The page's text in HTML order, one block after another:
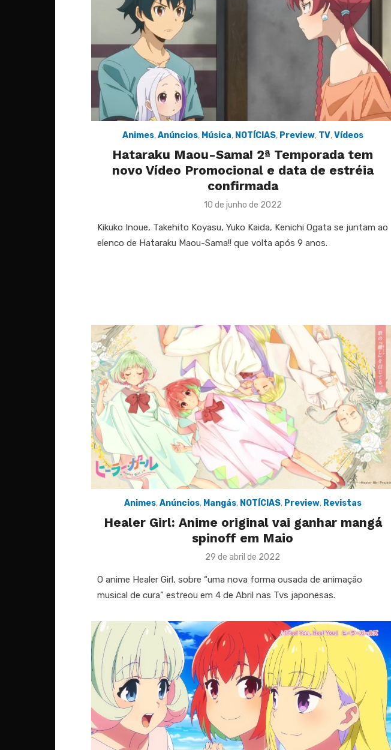
Animes,Anúncios, Música, NOTÍCIAS, Preview, TV,Vídeos
Hataraku Maou-Sama! 2ª Temporada tem
novo Vídeo Promocional e data de estréia
confirmada
Posted
10 de junho de 2022
Kikuko Inoue, Takehito Koyasu, Yuko Kaida, Kenichi Ogata se juntam ao
elenco de Hataraku Maou-Sama!! que volta após 9 anos.
Animes,Anúncios, Mangás, NOTÍCIAS, Preview, Revistas
Healer Girl: Anime original vai ganhar mangá
spinoff em Maio
Posted
29 de abril de 2022
O anime Healer Girl, sobre “uma nova forma ousada de animação
musical de cura” estreou em 4 de Abril nas Tvs japonesas.